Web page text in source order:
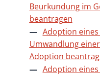
Beurkundung im
beantragen
Adoption
Umwandlung
Adoption
Adoption